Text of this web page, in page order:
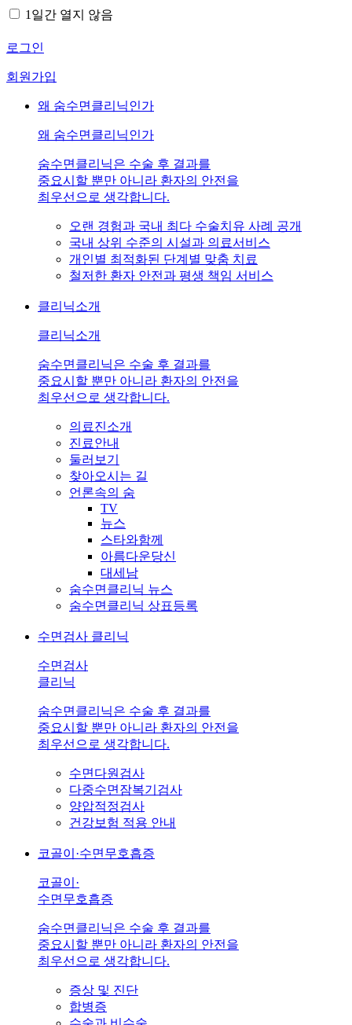
1일간 열지 않음
로그인
회원가입
왜 숨수면클리닉인가
왜 숨수면클리닉인가
숨수면클리닉은 수술 후 결과를
중요시할 뿐만 아니라 환자의 안전을
최우선으로 생각합니다.
오랜 경험과 국내 최다 수술치유 사례 공개
국내 상위 수준의 시설과 의료서비스
개인별 최적화된 단계별 맞춤 치료
철저한 환자 안전과 평생 책임 서비스
클리닉소개
클리닉소개
숨수면클리닉은 수술 후 결과를
중요시할 뿐만 아니라 환자의 안전을
최우선으로 생각합니다.
의료진소개
진료안내
둘러보기
찾아오시는 길
언론속의 숨
TV
뉴스
스타와함께
아름다운당신
대세남
숨수면클리닉 뉴스
숨수면클리닉 상표등록
수면검사 클리닉
수면검사
클리닉
숨수면클리닉은 수술 후 결과를
중요시할 뿐만 아니라 환자의 안전을
최우선으로 생각합니다.
수면다원검사
다중수면잠복기검사
양압적정검사
건강보험 적용 안내
코골이·수면무호흡증
코골이·
수면무호흡증
숨수면클리닉은 수술 후 결과를
중요시할 뿐만 아니라 환자의 안전을
최우선으로 생각합니다.
증상 및 진단
합병증